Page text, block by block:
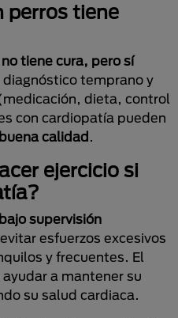
perros tiene
tiene cura, pero sí
diagnóstico temprano y
dieta, control
con cardiopatía pueden
calidad.
ejercicio si
supervisión
esfuerzos excesivos
y frecuentes. El
a mantener su
su salud cardiaca.